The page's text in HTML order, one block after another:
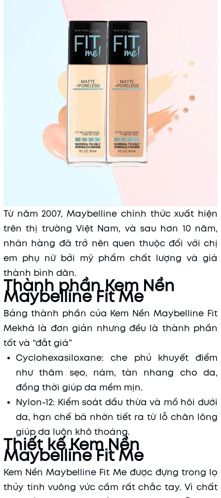
Từ năm 2007, Maybelline chính thức xuất hiện
trên thị trường Việt Nam, và sau hơn 10 năm,
nhãn hàng đã trở nên quen thuộc đối với chị
em phụ nữ bởi mỹ phẩm chất lượng và giá
thành bình dân.
Thành phần Kem Nền
Maybelline Fit Me
Bảng thành phần của Kem Nền Maybelline Fit
Mekhá là đơn giản nhưng đều là thành phần
tốt và “đắt giá”
Cyclohexasiloxane: che phủ khuyết điểm
như thâm sẹo, nám, tàn nhang cho da,
đồng thời giúp da mềm mịn.
Nylon-12: Kiểm soát dầu thừa và mồ hôi dưới
da, hạn chế bã nhờn tiết ra từ lỗ chân lông
giúp da luôn khô thoáng.
Thiết kế Kem Nền
Maybelline Fit Me
Kem Nền Maybelline Fit Me được đựng trong lọ
thủy tinh vuông vức cầm rất chắc tay. Vì chất